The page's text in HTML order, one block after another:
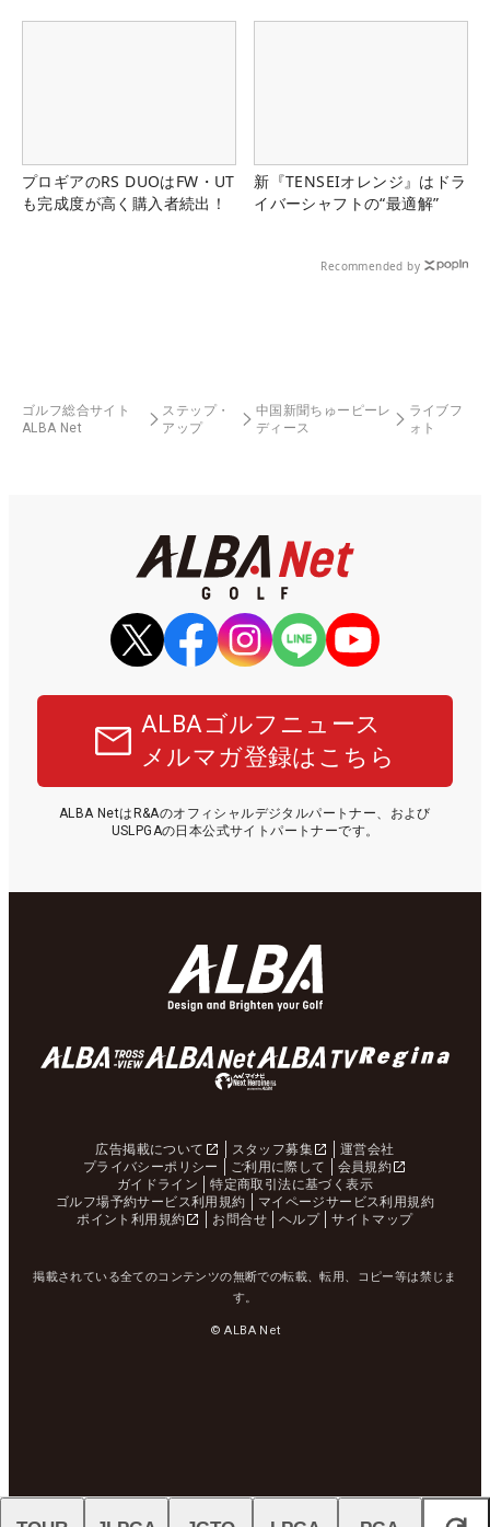
プロギアのRS DUOはFW・UT
も完成度が高く購入者続出！
新『TENSEIオレンジ』はドラ
イバーシャフトの“最適解”
Recommended by
ゴルフ総合サイト
ALBA Net
ステップ・
アップ
中国新聞ちゅーピーレ
ディース
ライブフ
ォト
ALBAゴルフニュース
メルマガ登録はこちら
ALBA NetはR&Aのオフィシャルデジタルパートナー、および
USLPGAの日本公式サイトパートナーです。
広告掲載について スタッフ募集
運営会社
プライバシーポリシー
ご利用に際して
会員規約
ガイドライン
特定商取引法に基づく表示
ゴルフ場予約サービス利用規約
マイページサービス利用規約
ポイント利用規約
お問合せ ヘルプ サイトマップ
掲載されている全てのコンテンツの無断での転載、転用、コピー等は禁じま
す。
© ALBA Net